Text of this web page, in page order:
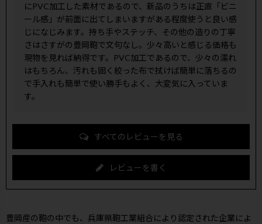
にPVC加工した素材であるので、新品のうちは正直「ビニ
ール感」が前面に出てしまいますがある程度使うと良い感
じになじみます。持ち手やステッチ、その他の造りの丁寧
さはさすがの豊岡鞄で文句なし。少々高いと感じる価格も
現物を見れば納得です。PVC加工であるので、少々の濡れ
はもちろん、汚れも固く絞った布で拭けば簡単に落ちるの
で手入れも簡単で使い勝手もよく、大変気に入っていま
す。
すべてのレビューを見る
レビューを書く
豊岡産の鞄の中でも、兵庫県鞄工業組合により認定された企業によ